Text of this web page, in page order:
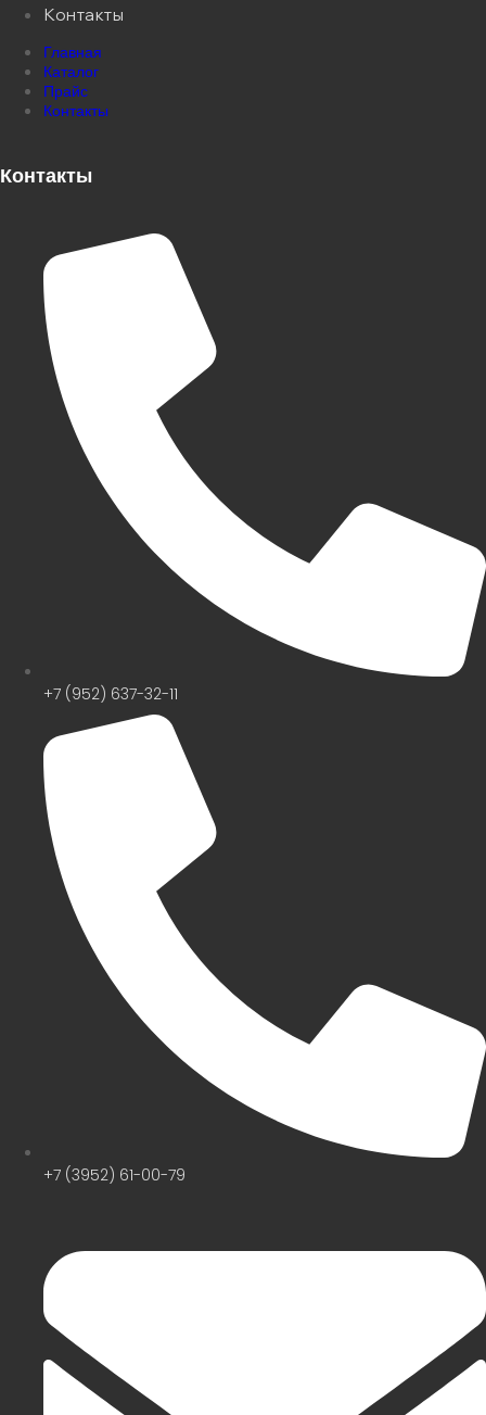
Контакты
Главная
Каталог
Прайс
Контакты
Контакты
+7 (952) 637-32-11
+7 (3952) 61-00-79